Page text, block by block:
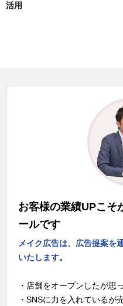
活用
お客様の業績UPこそ
ールです
メイク広告は、広告提案を
いたします。
・店舗をオープンしたが思
・SNSに力を入れているが